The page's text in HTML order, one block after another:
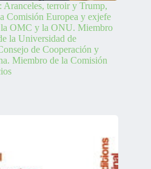
terroir y Trump,
Comisión Europea y exjefe
la OMC y la ONU. Miembro
la Universidad de
de Cooperación y
Miembro de la Comisión